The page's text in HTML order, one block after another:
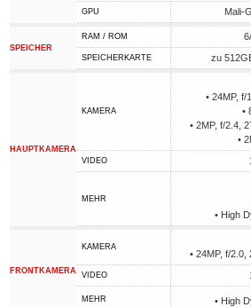
GPU Mali-
SPEICHER
RAM / ROM
SPEICHERKARTE zu
HAUPTKAMERA
KAMERA
• 24MP, f/
•
• 2MP, f/2.4,
•
VIDEO
MEHR
• High
FRONTKAMERA
KAMERA
• 24MP, f/
VIDEO
MEHR • High